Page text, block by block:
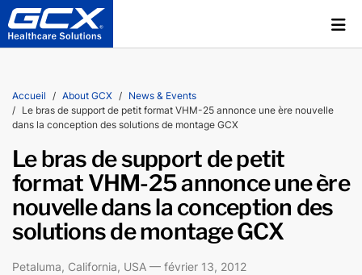
Accueil About GCX
News & Events
Le bras de support de petit format VHM-25 annonce une ère nouvelle
dans la conception des solutions de montage GCX
Le bras de support de petit
format VHM-25 annonce une ère
nouvelle dans la conception des
solutions de montage GCX
Petaluma, California, USA — février 13, 2012